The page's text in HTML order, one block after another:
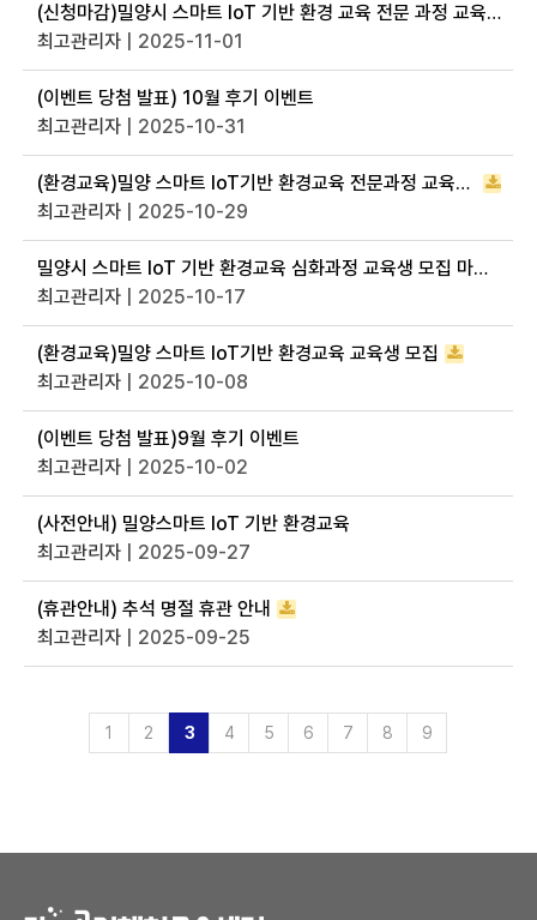
(신청마감)밀양시 스마트 IoT 기반 환경 교육 전문 과정 교육생 모집 마감 안내
최고관리자 | 2025-11-01
(이벤트 당첨 발표) 10월 후기 이벤트
최고관리자 | 2025-10-31
(환경교육)밀양 스마트 IoT기반 환경교육 전문과정 교육생 모집
최고관리자 | 2025-10-29
밀양시 스마트 IoT 기반 환경교육 심화과정 교육생 모집 마감 안내
최고관리자 | 2025-10-17
(환경교육)밀양 스마트 IoT기반 환경교육 교육생 모집
최고관리자 | 2025-10-08
(이벤트 당첨 발표)9월 후기 이벤트
최고관리자 | 2025-10-02
(사전안내) 밀양스마트 loT 기반 환경교육
최고관리자 | 2025-09-27
(휴관안내) 추석 명절 휴관 안내
최고관리자 | 2025-09-25
1 2 3 4 5 6 7 8 9